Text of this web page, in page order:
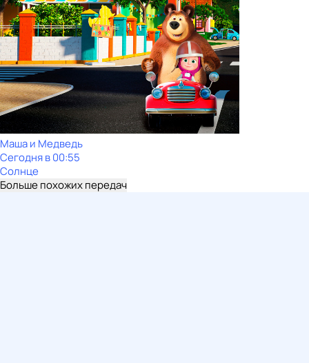
Маша и Медведь
Сегодня в 00:55
Солнце
Больше похожих передач